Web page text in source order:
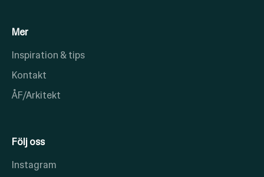
Mer
Inspiration & tips
Kontakt
ÅF/Arkitekt
Följ oss
Instagram